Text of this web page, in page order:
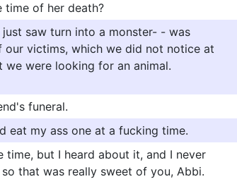
time of her death?
saw turn into a monster- - was
victims, which we did not notice at
were looking for an animal.
funeral.
eat my ass one at a fucking time.
time, but I heard about it, and I never
that was really sweet of you, Abbi.